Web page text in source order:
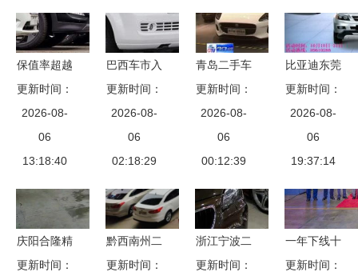
保值率超越
日系两田，
中国新能源
车让合资车
企刮目相看
更新时间：
2026-08-
06
13:18:40
巴西车市入
寒冬 新车
销量连降18
个月，二手
市场冷暖交
更新时间：
2026-08-
06
02:18:29
青岛二手车
出口政策落
地 新政激
活汽车销售
市场新动能
更新时间：
2026-08-
06
00:12:39
比亚迪东莞
和盛佳 锋
得行二手车
置换活动月
火热开启，
你来拿
更新时间：
2026-08-
06
19:37:14
庆阳合隆精
品二手车
更新时间：
黔西南州二
手车交易市
更新时间：
浙江宁波二
手车市场堆
更新时间：
一年下线十
万台 长城
更新时间：